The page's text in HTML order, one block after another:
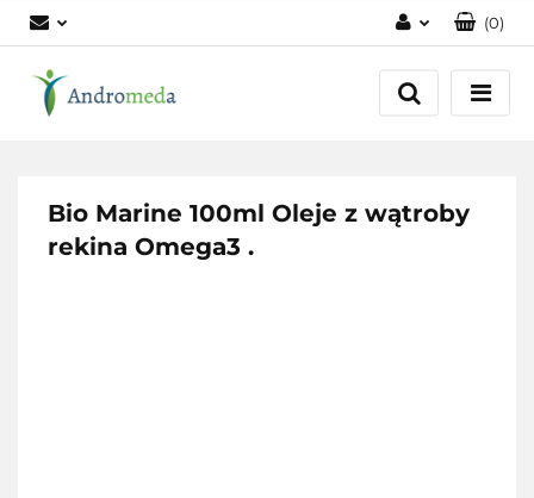
Zaloguj się
Zarejestruj się
(0)
Bio Marine 100ml Oleje z wątroby
rekina Omega3 .